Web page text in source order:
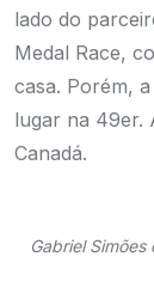
lado do
Medal Race,
casa. Porém,
lugar na 49er.
Canadá.
Gabriel